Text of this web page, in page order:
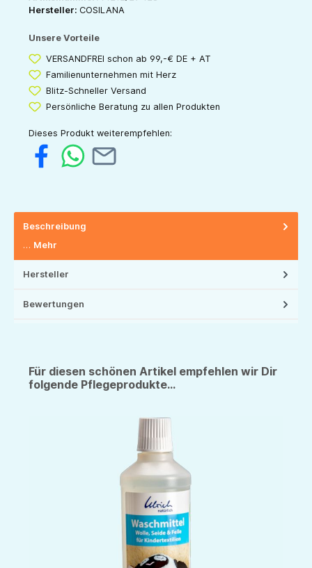
Hersteller: COSILANA
Unsere Vorteile
VERSANDFREI schon ab 99,-€ DE + AT
Familienunternehmen mit Herz
Blitz-Schneller Versand
Persönliche Beratung zu allen Produkten
Dieses Produkt weiterempfehlen:
Beschreibung
… Mehr
Hersteller
Bewertungen
Für diesen schönen Artikel empfehlen wir Dir
folgende Pflegeprodukte...